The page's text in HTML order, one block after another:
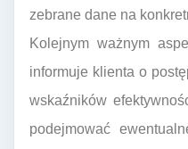
zebrane dane na
Kolejnym ważnym
informuje klienta o
wskaźników
podejmować